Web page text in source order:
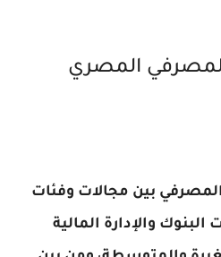
المصري
بين مجالات وفئات
والإدارة المالية